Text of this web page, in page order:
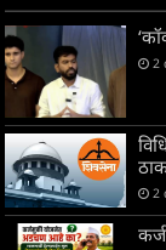
2
2